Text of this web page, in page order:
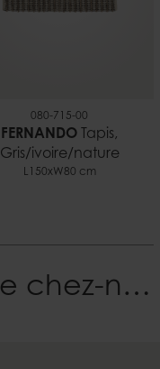
080-715-00
FERNANDO Tapis,
Gris/ivoire/nature
L150xW80 cm
Trouvez votre style chez-nous